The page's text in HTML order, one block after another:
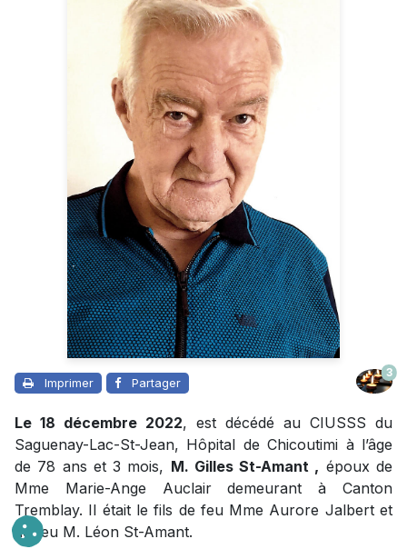
Imprimer Partager
3
Le 18 décembre 2022, est décédé au CIUSSS du
Saguenay-Lac-St-Jean, Hôpital de Chicoutimi à l’âge
de 78 ans et 3 mois, M. Gilles St-Amant , époux de
Mme Marie-Ange Auclair demeurant à Canton
Tremblay. Il était le fils de feu Mme Aurore Jalbert et
de feu M. Léon St-Amant.